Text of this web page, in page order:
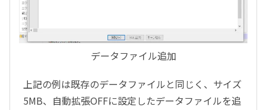
データファイル追加
上記の例は既存のデータファイルと同じく、サイズ
5MB、自動拡張OFFに設定したデータファイルを追